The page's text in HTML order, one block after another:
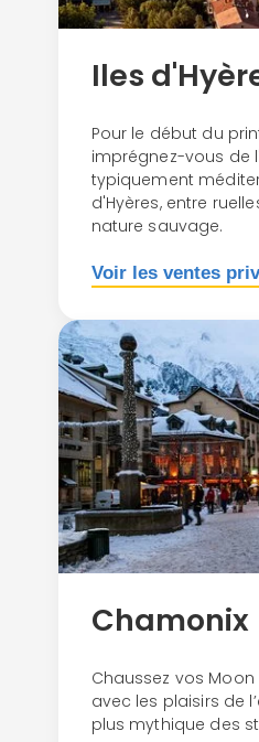
Iles
Pour le début du
imprégnez-vous de
typiquement
d'Hyères, entre
nature sauvage.
Voir les ventes
Chamonix
Chaussez vos
avec les plaisirs de
plus mythique des